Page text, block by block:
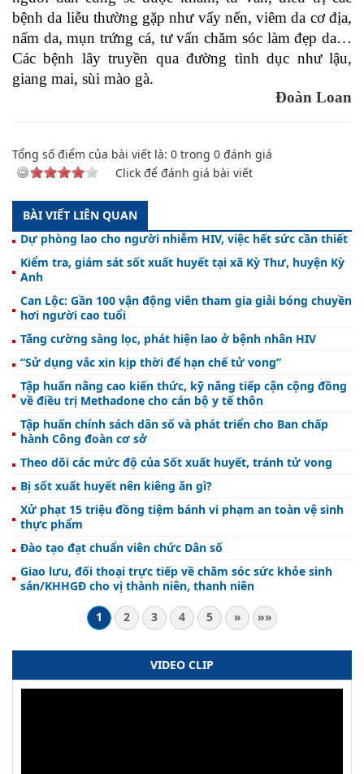
bệnh da liễu thường gặp như vẩy nến, viêm da cơ địa,
nấm da, mụn trứng cá, tư vấn chăm sóc làm đẹp da…
Các bệnh lây truyền qua đường tình dục như lậu,
giang mai, sùi mào gà.
Đoàn Loan
Tổng số điểm của bài viết là: 0 trong 0 đánh giá
Click để đánh giá bài viết
BÀI VIẾT LIÊN QUAN
Dự phòng lao cho người nhiễm HIV, việc hết sức cần thiết
Kiểm tra, giám sát sốt xuất huyết tại xã Kỳ Thư, huyện Kỳ
Anh
Can Lộc: Gần 100 vận động viên tham gia giải bóng chuyền
hơi người cao tuổi
Tăng cường sàng lọc, phát hiện lao ở bệnh nhân HIV
“Sử dụng vắc xin kịp thời để hạn chế tử vong”
Tập huấn nâng cao kiến thức, kỹ năng tiếp cận cộng đồng
về điều trị Methadone cho cán bộ y tế thôn
Tập huấn chính sách dân số và phát triển cho Ban chấp
hành Công đoàn cơ sở
Theo dõi các mức độ của Sốt xuất huyết, tránh tử vong
Bị sốt xuất huyết nên kiêng ăn gì?
Xử phạt 15 triệu đồng tiệm bánh vi phạm an toàn vệ sinh
thực phẩm
Đào tạo đạt chuẩn viên chức Dân số
Giao lưu, đối thoại trực tiếp về chăm sóc sức khỏe sinh
sán/KHHGĐ cho vị thành niên, thanh niên
1
2 3 4 5 » »»
VIDEO CLIP